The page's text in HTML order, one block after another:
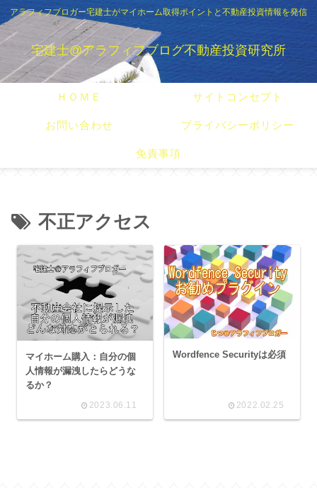
アラフィフブロガー宅建士がマイホーム取得ポイントと不動産投資情報を発信
宅建士@アラフィフブログ不動産投資研究所
ＨＯＭＥ サイトコンセプト
お問い合わせ プライバシーポリシー
免責事項
不正アクセス
マイホーム購入：自分の個
人情報が漏洩したらどうな
るか？
2023.06.11
Wordfence Securityは必須
2022.02.25